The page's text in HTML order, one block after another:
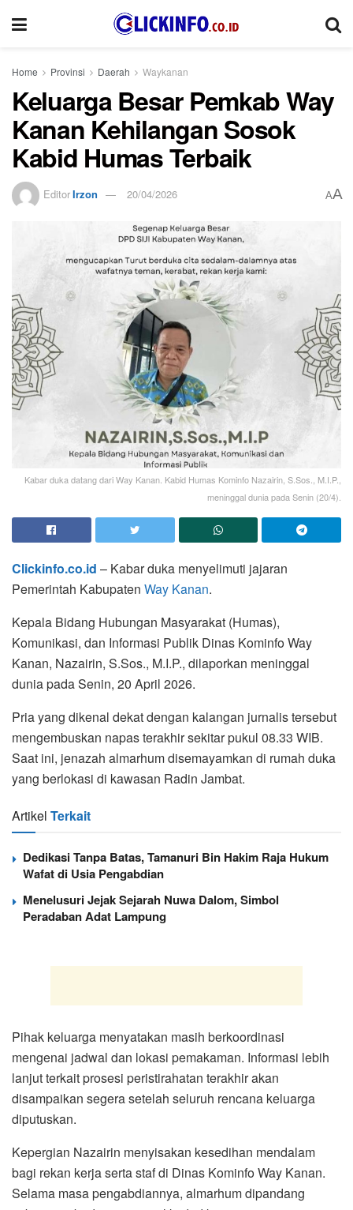
Home Provinsi Daerah Waykanan
Keluarga Besar Pemkab Way
Kanan Kehilangan Sosok
Kabid Humas Terbaik
EditorIrzon 20/04/2026 AA
Kabar duka datang dari Way Kanan. Kabid Humas Kominfo Nazairin, S.Sos., M.I.P.,
meninggal dunia pada Senin (20/4).
Clickinfo.co.id – Kabar duka menyelimuti jajaran
Pemerintah Kabupaten Way Kanan.
Kepala Bidang Hubungan Masyarakat (Humas),
Komunikasi, dan Informasi Publik Dinas Kominfo Way
Kanan, Nazairin, S.Sos., M.I.P., dilaporkan meninggal
dunia pada Senin, 20 April 2026.
Pria yang dikenal dekat dengan kalangan jurnalis tersebut
mengembuskan napas terakhir sekitar pukul 08.33 WIB.
Saat ini, jenazah almarhum disemayamkan di rumah duka
yang berlokasi di kawasan Radin Jambat.
Artikel Terkait
Dedikasi Tanpa Batas, Tamanuri Bin Hakim Raja Hukum
Wafat di Usia Pengabdian
Menelusuri Jejak Sejarah Nuwa Dalom, Simbol
Peradaban Adat Lampung
Pihak keluarga menyatakan masih berkoordinasi
mengenai jadwal dan lokasi pemakaman. Informasi lebih
lanjut terkait prosesi peristirahatan terakhir akan
disampaikan segera setelah seluruh rencana keluarga
diputuskan.
Kepergian Nazairin menyisakan kesedihan mendalam
bagi rekan kerja serta staf di Dinas Kominfo Way Kanan.
Selama masa pengabdiannya, almarhum dipandang